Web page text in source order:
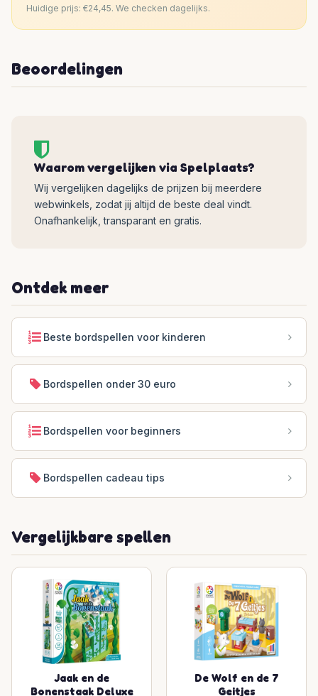
Huidige prijs: €24,45. We checken dagelijks.
Beoordelingen
Waarom vergelijken via Spelplaats?
Wij vergelijken dagelijks de prijzen bij meerdere
webwinkels, zodat jij altijd de beste deal vindt.
Onafhankelijk, transparant en gratis.
Ontdek meer
Beste bordspellen voor kinderen
Bordspellen onder 30 euro
Bordspellen voor beginners
Bordspellen cadeau tips
Vergelijkbare spellen
Jaak en de
Bonenstaak Deluxe
De Wolf en de 7
Geitjes